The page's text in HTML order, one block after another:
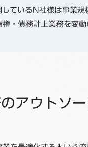
ているN社様は事業
・債務計上業務を変
アウトソ